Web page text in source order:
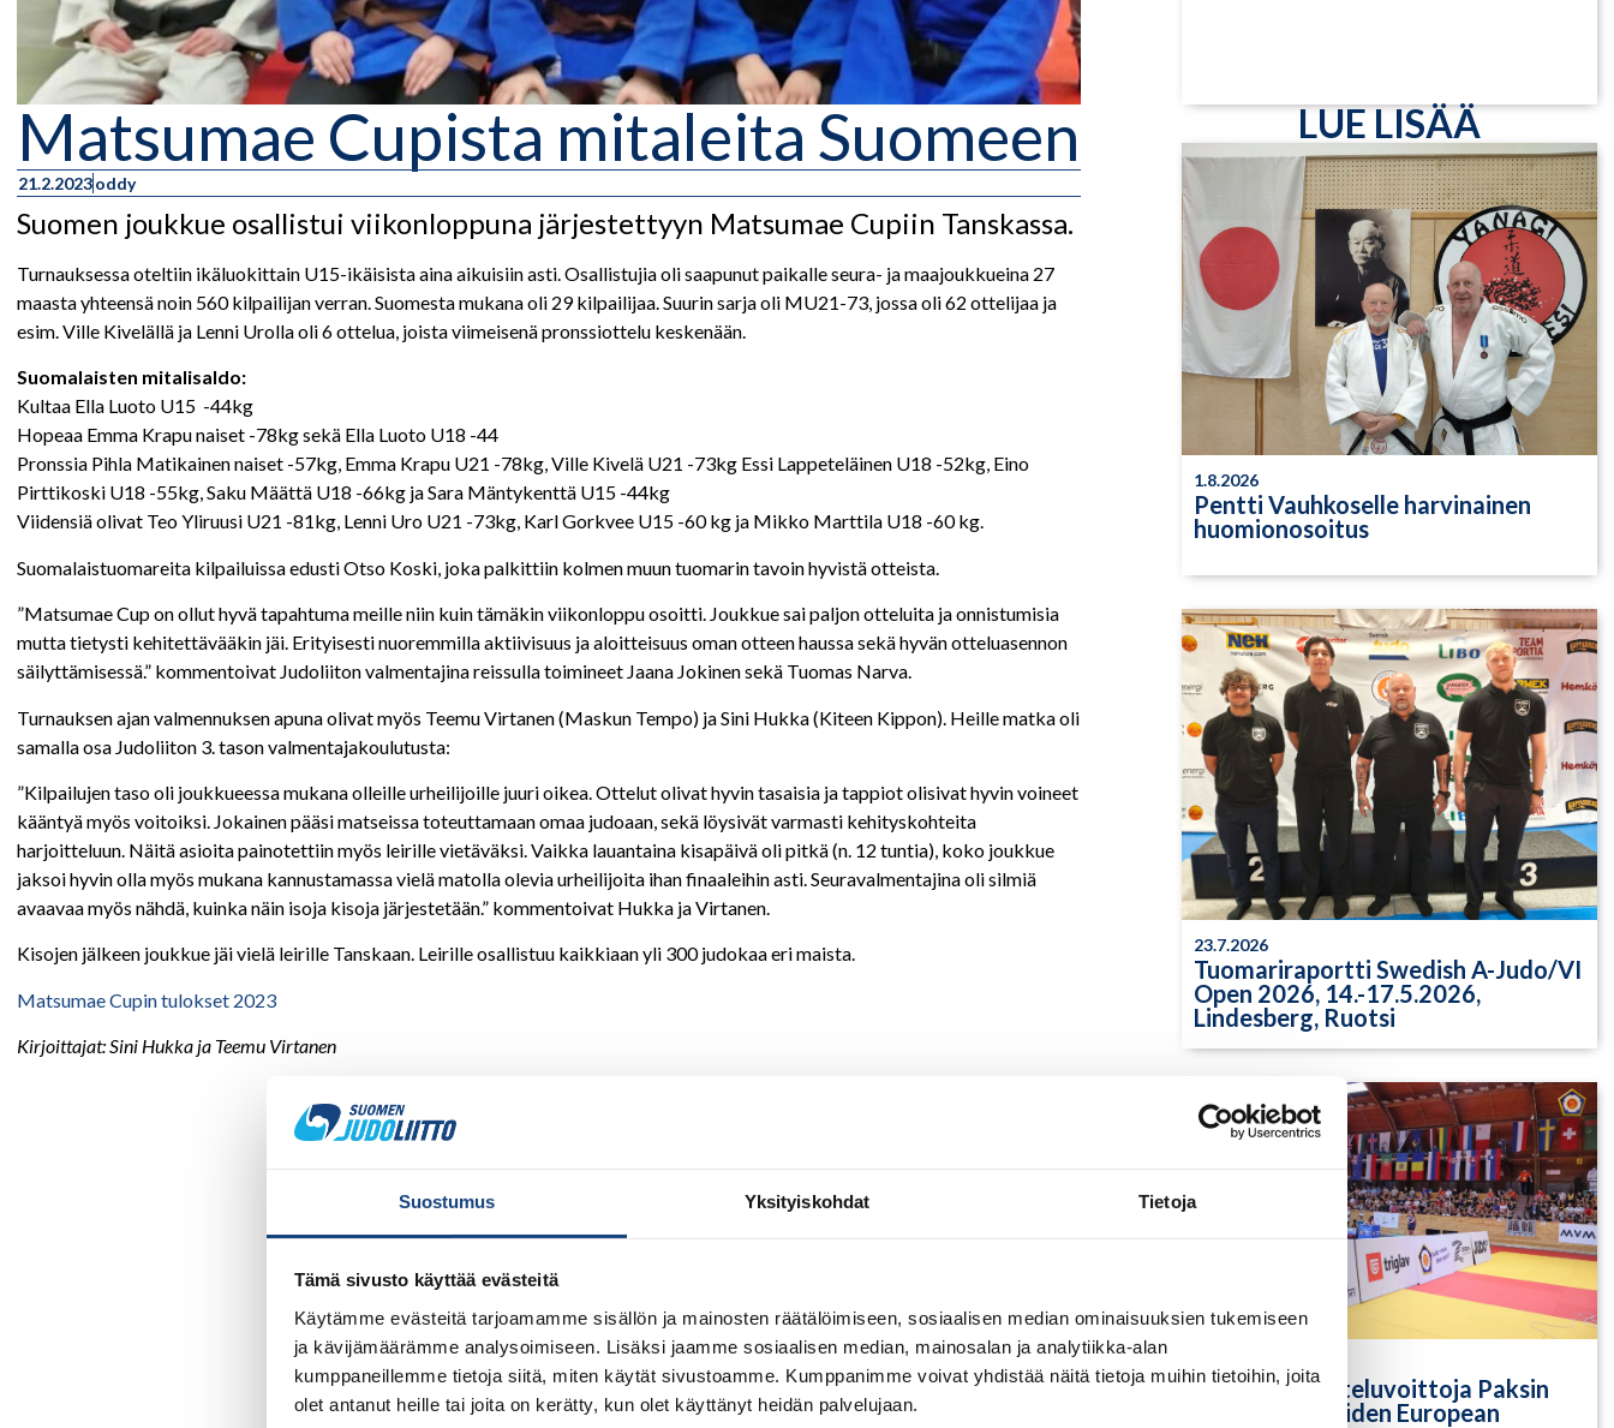
Suostumus Yksityiskohdat Tietoja
Tämä sivusto käyttää evästeitä
Käytämme evästeitä tarjoamamme sisällön ja mainosten räätälöimiseen, sosiaalisen median ominaisuuksien tukemiseen
ja kävijämäärämme analysoimiseen. Lisäksi jaamme sosiaalisen median, mainosalan ja analytiikka-alan
kumppaneillemme tietoja siitä, miten käytät sivustoamme. Kumppanimme voivat yhdistää näitä tietoja muihin tietoihin, joita
olet antanut heille tai joita on kerätty, kun olet käyttänyt heidän palvelujaan.
Matsumae Cupista mitaleita Suomeen
21.2.2023oddy
Suomen joukkue osallistui viikonloppuna järjestettyyn Matsumae Cupiin Tanskassa.
Turnauksessa oteltiin ikäluokittain U15-ikäisista aina aikuisiin asti. Osallistujia oli saapunut paikalle seura- ja maajoukkueina 27
maasta yhteensä noin 560 kilpailijan verran. Suomesta mukana oli 29 kilpailijaa. Suurin sarja oli MU21-73, jossa oli 62 ottelijaa ja
esim. Ville Kivelällä ja Lenni Urolla oli 6 ottelua, joista viimeisenä pronssiottelu keskenään.
Suomalaisten mitalisaldo:
Kultaa Ella Luoto U15 -44kg
Hopeaa Emma Krapu naiset -78kg sekä Ella Luoto U18 -44
Pronssia Pihla Matikainen naiset -57kg, Emma Krapu U21 -78kg, Ville Kivelä U21 -73kg Essi Lappeteläinen U18 -52kg, Eino
Pirttikoski U18 -55kg, Saku Määttä U18 -66kg ja Sara Mäntykenttä U15 -44kg
Viidensiä olivat Teo Yliruusi U21 -81kg, Lenni Uro U21 -73kg, Karl Gorkvee U15 -60 kg ja Mikko Marttila U18 -60 kg.
Suomalaistuomareita kilpailuissa edusti Otso Koski, joka palkittiin kolmen muun tuomarin tavoin hyvistä otteista.
”Matsumae Cup on ollut hyvä tapahtuma meille niin kuin tämäkin viikonloppu osoitti. Joukkue sai paljon otteluita ja onnistumisia
mutta tietysti kehitettävääkin jäi. Erityisesti nuoremmilla aktiivisuus ja aloitteisuus oman otteen haussa sekä hyvän otteluasennon
säilyttämisessä.” kommentoivat Judoliiton valmentajina reissulla toimineet Jaana Jokinen sekä Tuomas Narva.
Turnauksen ajan valmennuksen apuna olivat myös Teemu Virtanen (Maskun Tempo) ja Sini Hukka (Kiteen Kippon). Heille matka oli
samalla osa Judoliiton 3. tason valmentajakoulutusta:
”Kilpailujen taso oli joukkueessa mukana olleille urheilijoille juuri oikea. Ottelut olivat hyvin tasaisia ja tappiot olisivat hyvin voineet
kääntyä myös voitoiksi. Jokainen pääsi matseissa toteuttamaan omaa judoaan, sekä löysivät varmasti kehityskohteita
harjoitteluun. Näitä asioita painotettiin myös leirille vietäväksi. Vaikka lauantaina kisapäivä oli pitkä (n. 12 tuntia), koko joukkue
jaksoi hyvin olla myös mukana kannustamassa vielä matolla olevia urheilijoita ihan finaaleihin asti. Seuravalmentajina oli silmiä
avaavaa myös nähdä, kuinka näin isoja kisoja järjestetään.” kommentoivat Hukka ja Virtanen.
Kisojen jälkeen joukkue jäi vielä leirille Tanskaan. Leirille osallistuu kaikkiaan yli 300 judokaa eri maista.
Matsumae Cupin tulokset 2023
Kirjoittajat: Sini Hukka ja Teemu Virtanen
LUE LISÄÄ
1.8.2026
Pentti Vauhkoselle harvinainen
huomionosoitus
23.7.2026
Tuomariraportti Swedish A-Judo/VI
Open 2026, 14.-17.5.2026,
Lindesberg, Ruotsi
Yksittäisiä otteluvoittoja Paksin
alle 21-vuotiaiden European